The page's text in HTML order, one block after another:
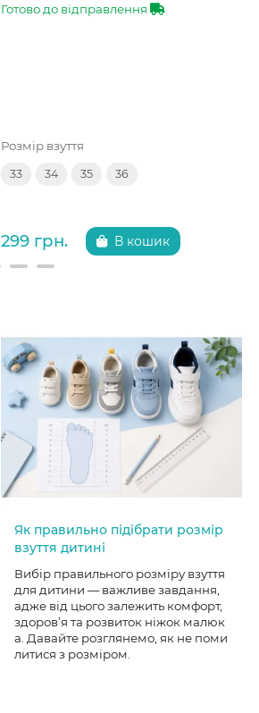
Готово до відправлення
Розмір взуття
33 34 35 36
299 грн. В кошик
Як правильно підібрати розмір
взуття дитині
Вибір правильного розміру взуття
для дитини — важливе завдання,
адже від цього залежить комфорт,
здоров’я та розвиток ніжок малюк
а. Давайте розглянемо, як не поми
литися з розміром.